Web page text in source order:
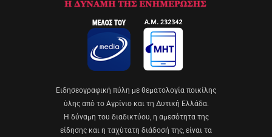
Eιδησεογραφική πύλη με θεματολογία ποικίλης
ύλης από το Αγρίνιο και τη Δυτική Ελλάδα.
Η δύναμη του διαδικτύου, η αμεσότητα της
είδησης και η ταχύτατη διάδοσή της, είναι τα